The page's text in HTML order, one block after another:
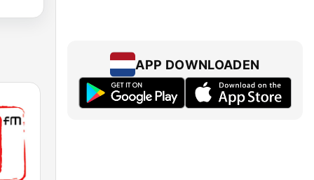
APP DOWNLOADEN